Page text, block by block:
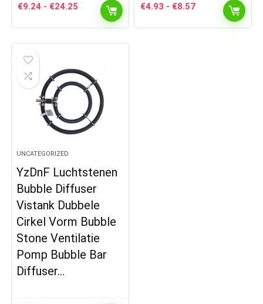
€9.24 - €24.25 Prijsklasse:
€9.24
tot
€4.93 - €8.57Prijsklasse:
tot
UNCATEGORIZED
YzDnF Luchtstenen ​​​​​
Bubble Diffuser
Vistank Dubbele
Cirkel Vorm Bubble
Stone Ventilatie
Pomp Bubble Bar
Diffuser…